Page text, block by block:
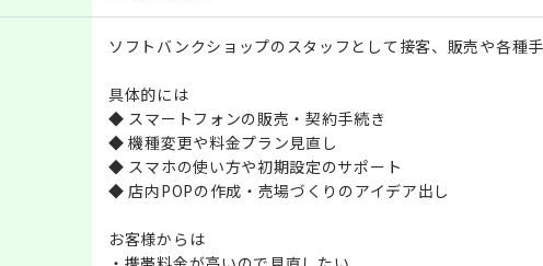
ソフトバンクショップのスタッフとして接客、販売や各種
具体的には
◆ スマートフォンの販売・契約手続き
◆ 機種変更や料金プラン見直し
◆ スマホの使い方や初期設定のサポート
◆ 店内POPの作成・売場づくりのアイデア出し
お客様からは